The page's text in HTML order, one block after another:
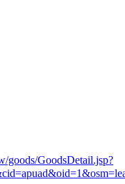
goods/GoodsDetail.jsp?